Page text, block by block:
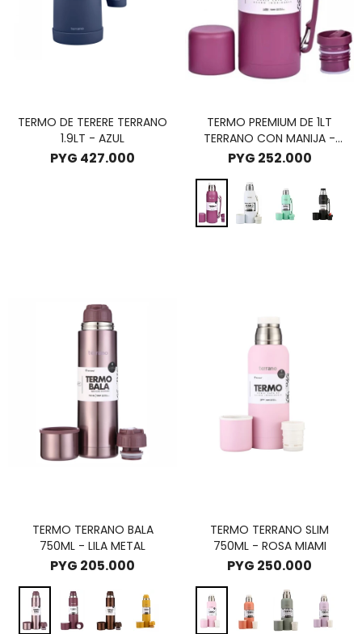
TERMO DE TERERE TERRANO
1.9LT - AZUL
PYG 427.000
TERMO PREMIUM DE 1LT
TERRANO CON MANIJA -
GRAPE
PYG 252.000
TERMO TERRANO BALA
750ML - LILA METAL
PYG 205.000
TERMO TERRANO SLIM
750ML - ROSA MIAMI
PYG 250.000